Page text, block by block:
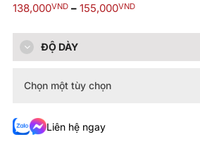
xếp
0.0
sao
138,000VND – 155,000VNDKhoảng
155,000VND
ĐỘ DÀY
Liên hệ ngay